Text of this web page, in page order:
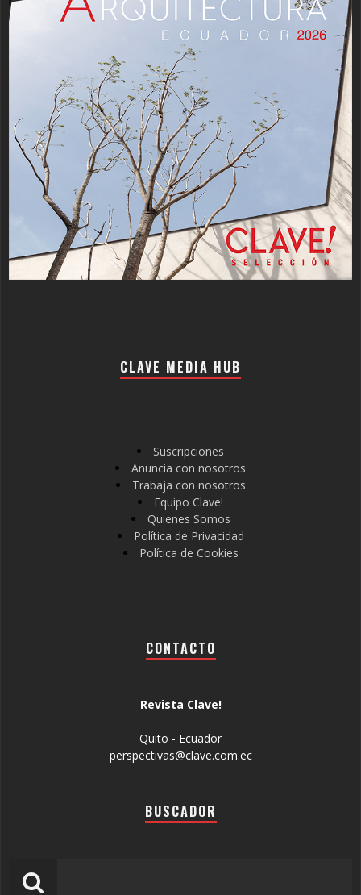
CLAVE MEDIA HUB
Suscripciones
Anuncia con nosotros
Trabaja con nosotros
Equipo Clave!
Quienes Somos
Política de Privacidad
Política de Cookies
CONTACTO
Revista Clave!
Quito - Ecuador
perspectivas@clave.com.ec
BUSCADOR